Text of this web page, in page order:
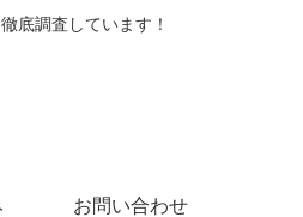
底調査しています！
お問い合わせ